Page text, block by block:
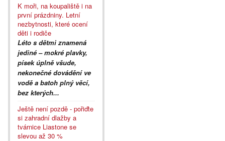
K moři, na koupaliště i na
první prázdniny. Letní
nezbytnosti, které ocení
děti i rodiče
Léto s dětmi znamená
jediné – mokré plavky,
písek úplně všude,
nekonečné dovádění ve
vodě a batoh plný věcí,
bez kterých...
Ještě není pozdě - pořiďte
si zahradní dlažby a
tvárnice Liastone se
slevou až 30 %